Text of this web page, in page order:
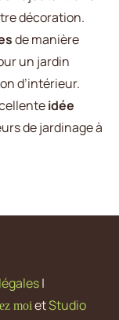
décoration.
de manière
un jardin
d’intérieur.
idée
de jardinage à
|
moietStudio